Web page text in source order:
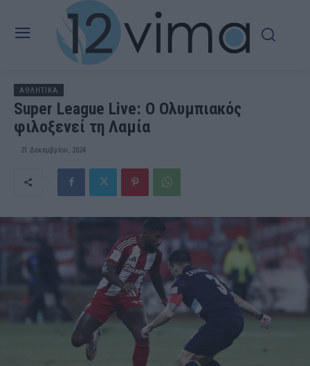
ΑΘΛΗΤΙΚΑ
Super League Live: Ο Ολυμπιακός
φιλοξενεί τη Λαμία
21 Δεκεμβρίου, 2024